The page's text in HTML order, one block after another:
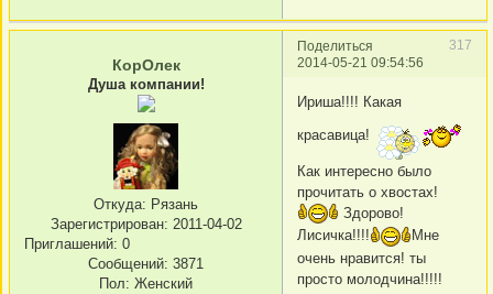
Поделиться
317
2014-05-21 09:54:56
КорОлек
Душа компании!
Откуда: Рязань
Зарегистрирован: 2011-04-02
Приглашений: 0
Сообщений: 3871
Пол: Женский
Ириша!!!! Какая
красавица!
Как интересно было
прочитать о хвостах!
Здорово!
Лисичка!!!!
Мне
очень нравится! ты
просто молодчина!!!!!